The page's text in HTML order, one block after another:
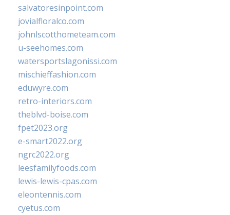
salvatoresinpoint.com
jovialfloralco.com
johnlscotthometeam.com
u-seehomes.com
watersportslagonissi.com
mischieffashion.com
eduwyre.com
retro-interiors.com
theblvd-boise.com
fpet2023.org
e-smart2022.org
ngrc2022.org
leesfamilyfoods.com
lewis-lewis-cpas.com
eleontennis.com
cyetus.com